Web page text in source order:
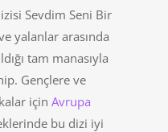
Sevdim Seni Bir
yalanlar arasında
tam manasıyla
Gençlere ve
için Avrupa
bu dizi iyi